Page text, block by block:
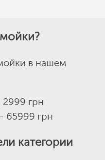
в нашем
грн
65999 грн
категории